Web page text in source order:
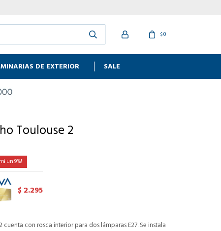
DE EXTERIOR SALE
$0
Toulouse 2
9
$ 2.295
con rosca interior para dos lámparas E27. Se instala